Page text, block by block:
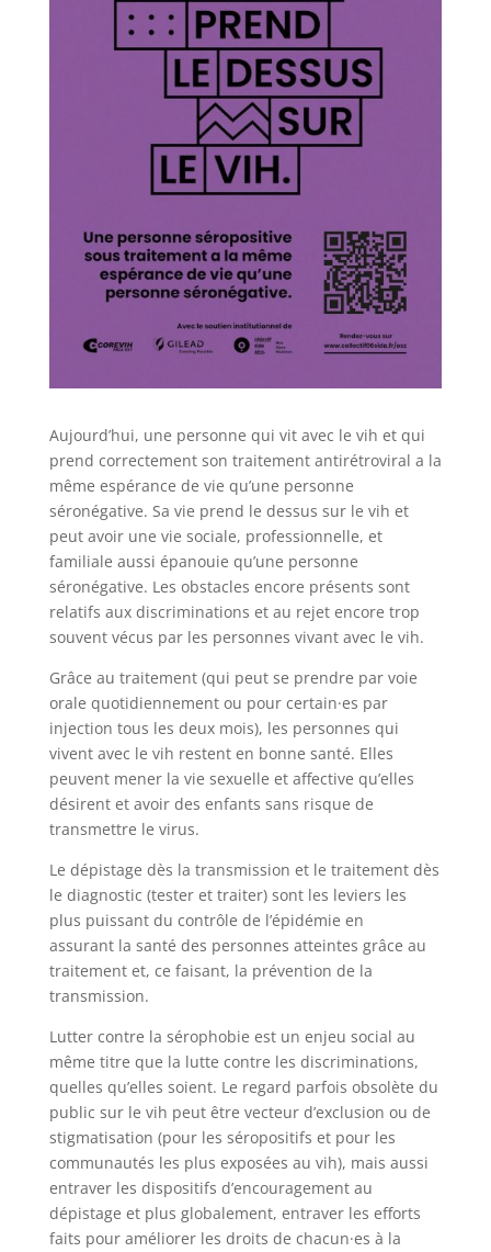
Aujourd’hui, une personne qui vit avec le vih et qui
prend correctement son traitement antirétroviral a la
même espérance de vie qu’une personne
séronégative. Sa vie prend le dessus sur le vih et
peut avoir une vie sociale, professionnelle, et
familiale aussi épanouie qu’une personne
séronégative. Les obstacles encore présents sont
relatifs aux discriminations et au rejet encore trop
souvent vécus par les personnes vivant avec le vih.
Grâce au traitement (qui peut se prendre par voie
orale quotidiennement ou pour certain·es par
injection tous les deux mois), les personnes qui
vivent avec le vih restent en bonne santé. Elles
peuvent mener la vie sexuelle et affective qu’elles
désirent et avoir des enfants sans risque de
transmettre le virus.
Le dépistage dès la transmission et le traitement dès
le diagnostic (tester et traiter) sont les leviers les
plus puissant du contrôle de l’épidémie en
assurant la santé des personnes atteintes grâce au
traitement et, ce faisant, la prévention de la
transmission.
Lutter contre la sérophobie est un enjeu social au
même titre que la lutte contre les discriminations,
quelles qu’elles soient. Le regard parfois obsolète du
public sur le vih peut être vecteur d’exclusion ou de
stigmatisation (pour les séropositifs et pour les
communautés les plus exposées au vih), mais aussi
entraver les dispositifs d’encouragement au
dépistage et plus globalement, entraver les efforts
faits pour améliorer les droits de chacun·es à la